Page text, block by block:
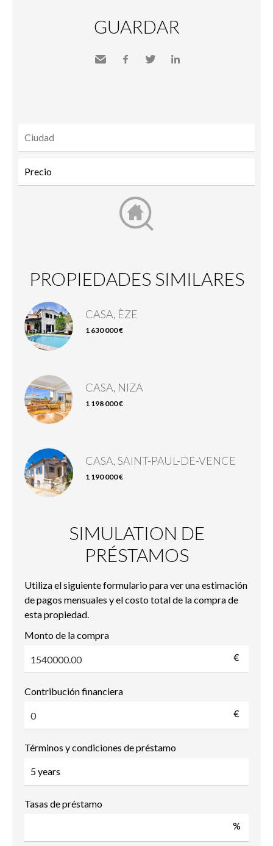
GUARDAR
PROPIEDADES SIMILARES
CASA, ÈZE
1 630 000 €
CASA, NIZA
1 198 000 €
CASA, SAINT-PAUL-DE-VENCE
1 190 000 €
SIMULATION DE
PRÉSTAMOS
Utiliza el siguiente formulario para ver una estimación
de pagos mensuales y el costo total de la compra de
esta propiedad.
Monto de la compra
€
Contribución financiera
€
Términos y condiciones de préstamo
Tasas de préstamo
%